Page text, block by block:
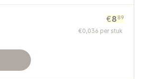
€8 89
€0,036 per stuk